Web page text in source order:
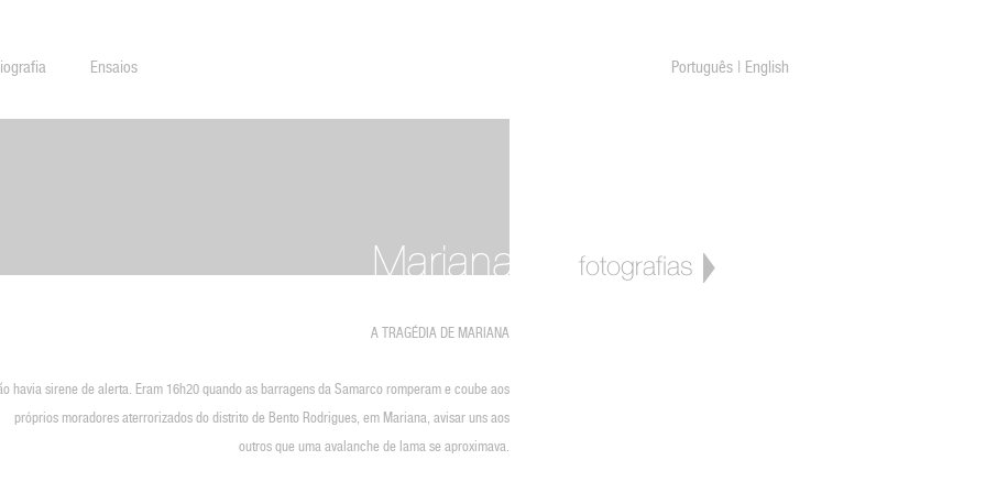
Ensaios Português | English
A TRAGÉDIA DE MARIANA
havia sirene de alerta. Eram 16h20 quando as barragens da Samarco romperam e coube aos
próprios moradores aterrorizados do distrito de Bento Rodrigues, em Mariana, avisar uns aos
outros que uma avalanche de lama se aproximava.